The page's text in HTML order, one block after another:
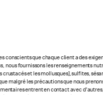
conscients que chaque client a des
nous fournissons les renseignements
et les mollusques], sulfites,
malgré les précautions que nous
entrent en contact avec